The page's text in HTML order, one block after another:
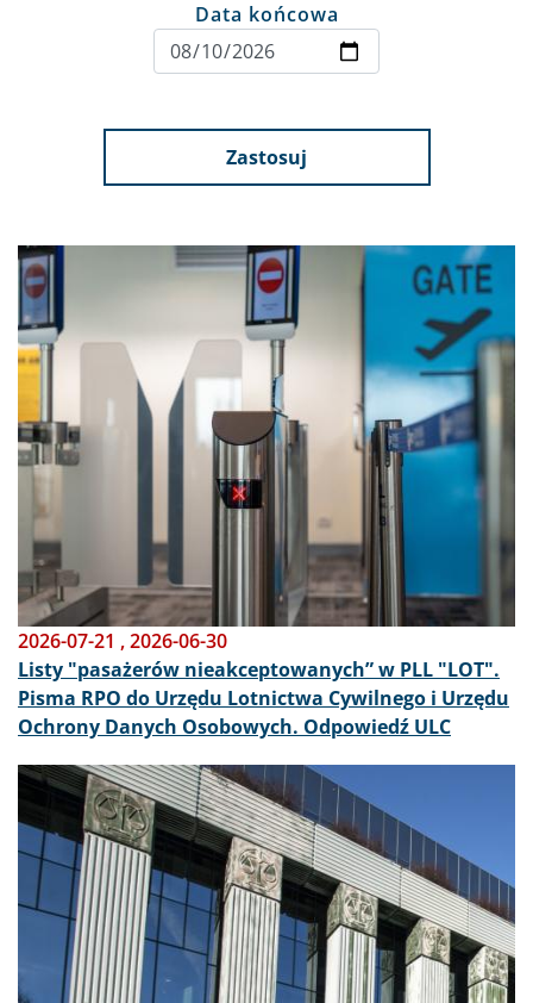
Data końcowa
Zastosuj
Obraz
2026-07-21 ,2026-06-30
Listy "pasażerów nieakceptowanych” w PLL "LOT".
Pisma RPO do Urzędu Lotnictwa Cywilnego i Urzędu
Ochrony Danych Osobowych. Odpowiedź ULC
Obraz